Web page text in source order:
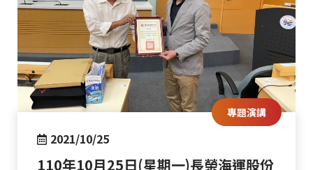
專題演講
2021/10/25
110年10月25日(星期一)長榮海運股份